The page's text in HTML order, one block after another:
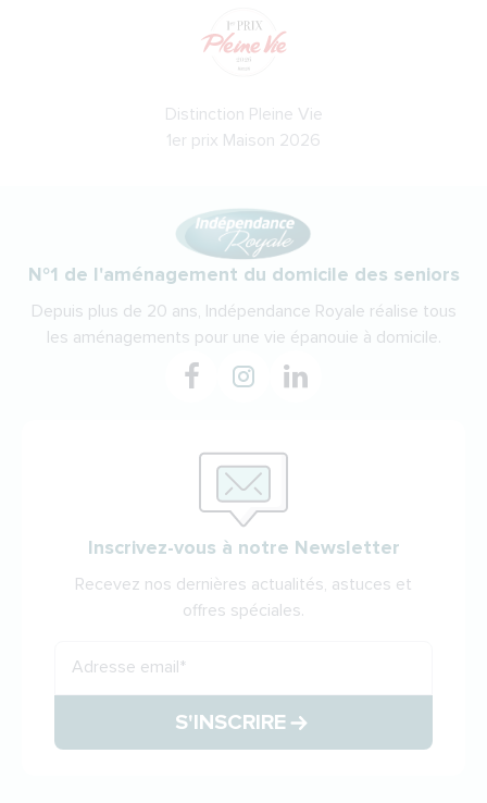
Distinction Pleine Vie
1er prix Maison 2026
N°1 de l'aménagement du domicile des seniors
Depuis plus de 20 ans, Indépendance Royale réalise tous
les aménagements pour une vie épanouie à domicile.
Inscrivez-vous à notre Newsletter
Recevez nos dernières actualités, astuces et
offres spéciales.
Adresse email*
S'INSCRIRE